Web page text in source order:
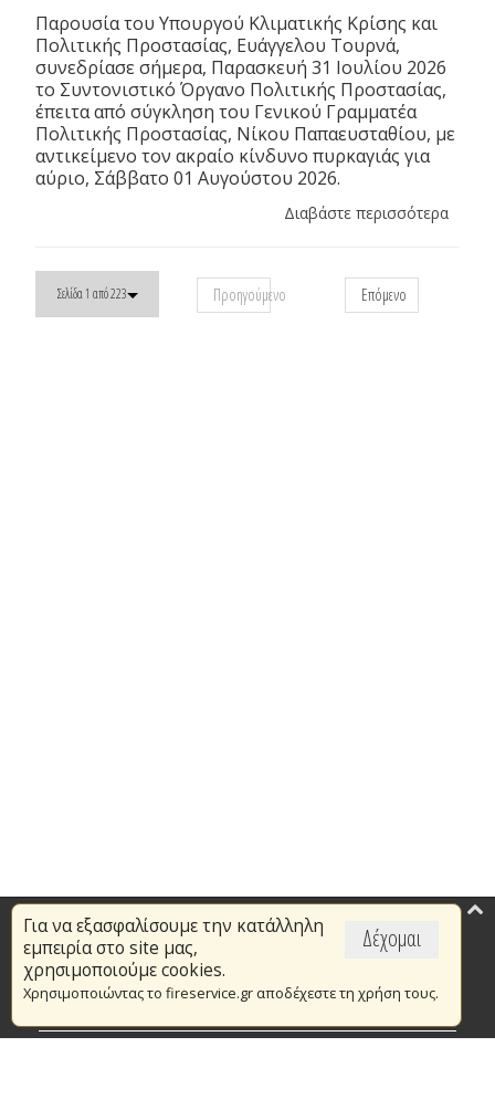
Παρουσία του Υπουργού Κλιματικής Κρίσης και
Πολιτικής Προστασίας, Ευάγγελου Τουρνά,
συνεδρίασε σήμερα, Παρασκευή 31 Ιουλίου 2026
το Συντονιστικό Όργανο Πολιτικής Προστασίας,
έπειτα από σύγκληση του Γενικού Γραμματέα
Πολιτικής Προστασίας, Νίκου Παπαευσταθίου, με
αντικείμενο τον ακραίο κίνδυνο πυρκαγιάς για
αύριο, Σάββατο 01 Αυγούστου 2026.
Διαβάστε περισσότερα
Σελίδα 1 από 223 Προηγούμενο Επόμενο
Δέχομαι
Για να εξασφαλίσουμε την κατάλληλη
εμπειρία στο site μας,
χρησιμοποιούμε cookies.
Χρησιμοποιώντας το fireservice.gr αποδέχεστε τη χρήση τους.
Επικαιρότητα
Το Πυροσβεστικό Σώμα